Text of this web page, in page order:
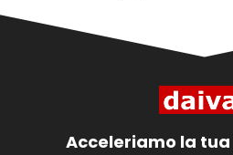
Acceleriamo la